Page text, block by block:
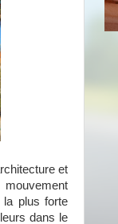
et
la plus forte
dans le